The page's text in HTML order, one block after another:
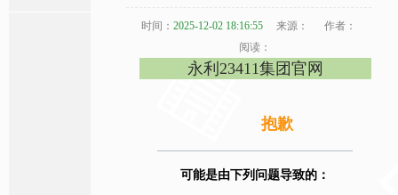
时间： 2025-12-02 18:16:55 来源：
作者：
阅读：
永利23411集团官网
抱歉
可能是由下列问题导致的：